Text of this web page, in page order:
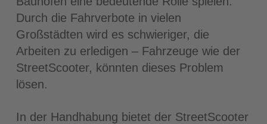
Durch die Fahrverbote in vielen
Großstädten wird es schwieriger, die
Arbeiten zu erledigen – Fahrzeuge wie der
StreetScooter, könnten dieses Problem
lösen.
In der Handhabung bietet der StreetScooter